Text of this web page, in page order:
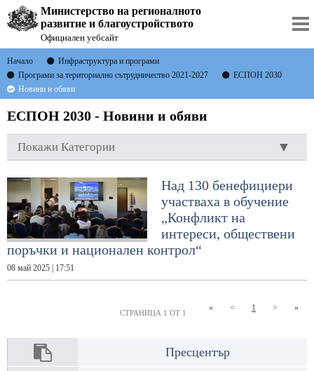
Министерство на регионалното
развитие и благоустройството
Официален уебсайт
Начало
Инфраструктура и програми
Програми за териториално сътрудничество 2021-2027
ЕСПОН 2030
Новини и обяви
ЕСПОН 2030 - Новини и обяви
Покажи Категории
Над 130 бенефициери
участваха в обучение
„Конфликт на
интереси, обществени
поръчки и национален контрол“
08 май 2025 | 17:51
« < 1 (current)
> »
СТРАНИЦА 1 ОТ 1
Пресцентър